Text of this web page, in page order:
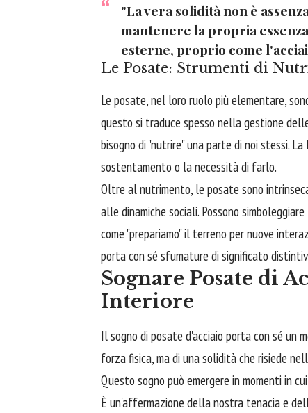
"La vera solidità non è
mantenere la propria
esterne, proprio come
Le Posate: Strumenti di
Le posate, nel loro ruolo più elementare,
questo si traduce spesso nella gestione
bisogno di "nutrire" una parte di noi stessi.
sostentamento o la necessità di farlo.
Oltre al nutrimento, le posate sono
alle dinamiche sociali. Possono
come "prepariamo" il terreno per nuove
porta con sé sfumature di significato
Sognare Posate di
Interiore
Il sogno di posate d'acciaio porta con sé
forza fisica, ma di una solidità che risiede
Questo sogno può emergere in momenti in
È un'affermazione della nostra tenacia e